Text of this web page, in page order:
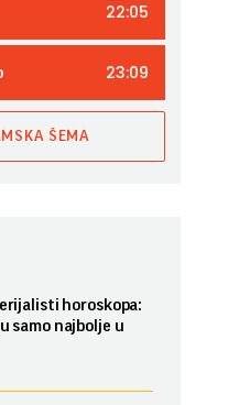
22:05
23:09
ŠEMA
horoskopa:
samo najbolje u